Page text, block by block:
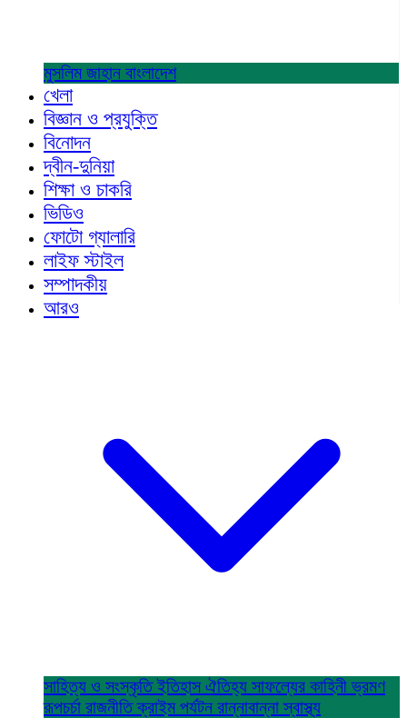
মুসলিম জাহান বাংলাদেশ
খেলা
বিজ্ঞান ও প্রযুক্তি
বিনোদন
দ্বীন-দুনিয়া
শিক্ষা ও চাকরি
ভিডিও
ফোটো গ্যালারি
লাইফ স্টাইল
সম্পাদকীয়
আরও
সাহিত্য ও সংস্কৃতিইতিহাস ঐতিহ্য সাফল্যের কাহিনীভ্রমণ
রূপচর্চা রাজনীতিক্রাইম পর্যটন রান্নাবান্নাস্বাস্থ্য